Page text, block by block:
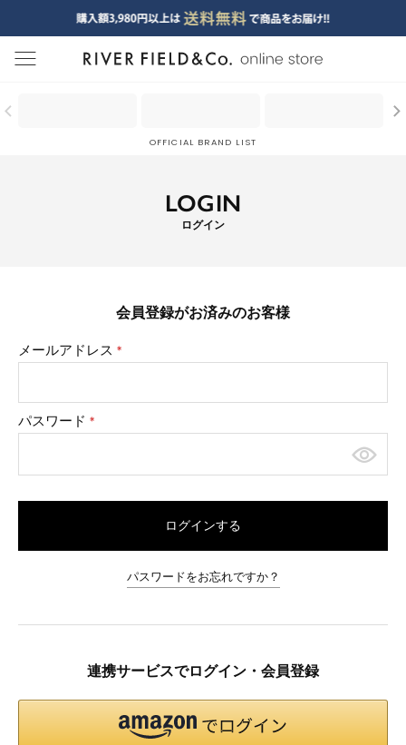
menu
OFFICIAL BRAND LIST
LOGIN
ログイン
会員登録がお済みのお客様
メールアドレス
(必
パスワード
(必
ログインする
パスワードをお忘れですか？
連携サービスでログイン・会員登録